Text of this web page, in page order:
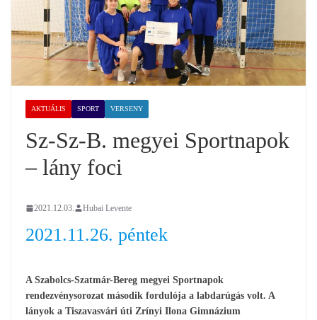
AKTUÁLIS SPORT VERSENY
Sz-Sz-B. megyei Sportnapok
– lány foci
2021.12.03. Hubai Levente
2021.11.26. péntek
A Szabolcs-Szatmár-Bereg megyei Sportnapok
rendezvénysorozat második fordulója a labdarúgás volt. A
lányok a Tiszavasvári úti Zrínyi Ilona Gimnázium